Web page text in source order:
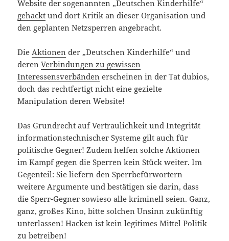
Website der sogenannten „Deutschen Kinderhilfe“
gehackt und dort Kritik an dieser Organisation und
den geplanten Netzsperren angebracht.
DieAktionen der „Deutschen Kinderhilfe“ und
derenVerbindungen zu gewissen
Interessensverbänden erscheinen in der Tat dubios,
doch das rechtfertigt nicht eine gezielte
Manipulation deren Website!
Das Grundrecht auf Vertraulichkeit und Integrität
informationstechnischer Systeme gilt auch für
politische Gegner! Zudem helfen solche Aktionen
im Kampf gegen die Sperren kein Stück weiter. Im
Gegenteil: Sie liefern den Sperrbefürwortern
weitere Argumente und bestätigen sie darin, dass
die Sperr-Gegner sowieso alle kriminell seien. Ganz,
ganz, großes Kino, bitte solchen Unsinn zukünftig
unterlassen! Hacken ist kein legitimes Mittel Politik
zu betreiben!